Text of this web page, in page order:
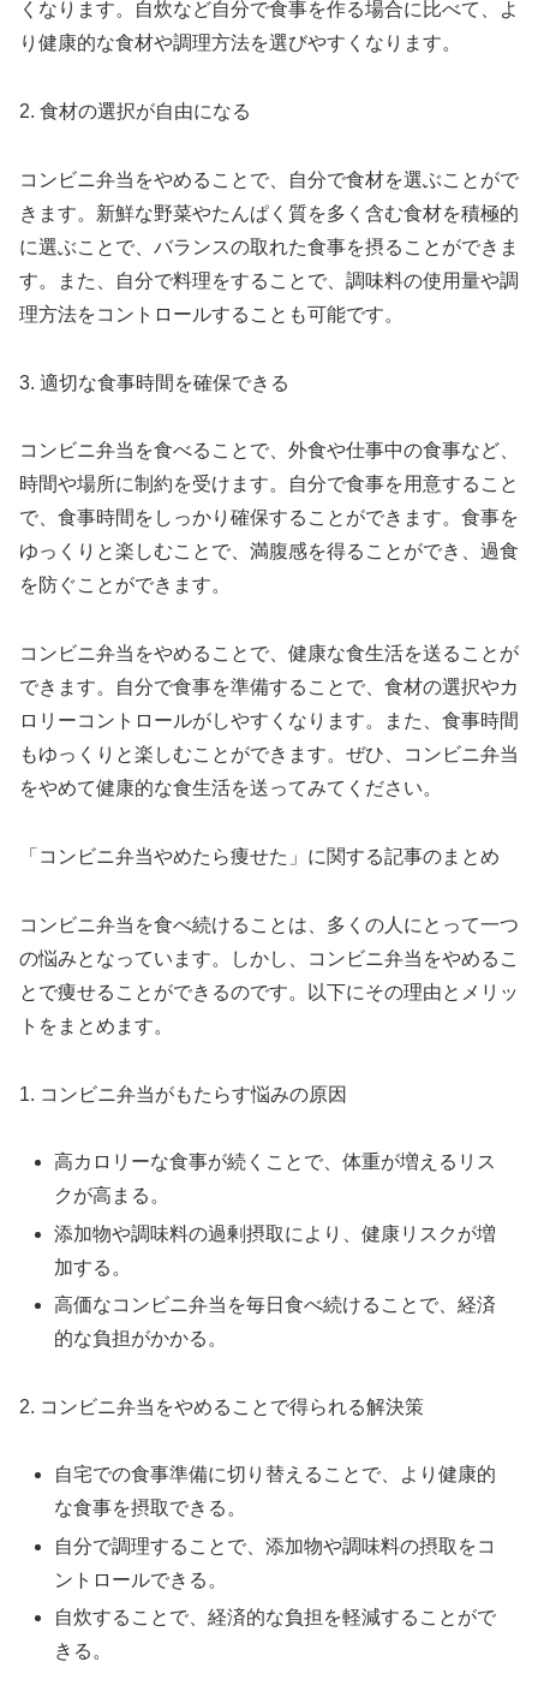
くなります。自炊など自分で食事を作る場合に比べて、よ
り健康的な食材や調理方法を選びやすくなります。
2. 食材の選択が自由になる
コンビニ弁当をやめることで、自分で食材を選ぶことがで
きます。新鮮な野菜やたんぱく質を多く含む食材を積極的
に選ぶことで、バランスの取れた食事を摂ることができま
す。また、自分で料理をすることで、調味料の使用量や調
理方法をコントロールすることも可能です。
3. 適切な食事時間を確保できる
コンビニ弁当を食べることで、外食や仕事中の食事など、
時間や場所に制約を受けます。自分で食事を用意すること
で、食事時間をしっかり確保することができます。食事を
ゆっくりと楽しむことで、満腹感を得ることができ、過食
を防ぐことができます。
コンビニ弁当をやめることで、健康な食生活を送ることが
できます。自分で食事を準備することで、食材の選択やカ
ロリーコントロールがしやすくなります。また、食事時間
もゆっくりと楽しむことができます。ぜひ、コンビニ弁当
をやめて健康的な食生活を送ってみてください。
「コンビニ弁当やめたら痩せた」に関する記事のまとめ
コンビニ弁当を食べ続けることは、多くの人にとって一つ
の悩みとなっています。しかし、コンビニ弁当をやめるこ
とで痩せることができるのです。以下にその理由とメリッ
トをまとめます。
1. コンビニ弁当がもたらす悩みの原因
高カロリーな食事が続くことで、体重が増えるリス
クが高まる。
添加物や調味料の過剰摂取により、健康リスクが増
加する。
高価なコンビニ弁当を毎日食べ続けることで、経済
的な負担がかかる。
2. コンビニ弁当をやめることで得られる解決策
自宅での食事準備に切り替えることで、より健康的
な食事を摂取できる。
自分で調理することで、添加物や調味料の摂取をコ
ントロールできる。
自炊することで、経済的な負担を軽減することがで
きる。